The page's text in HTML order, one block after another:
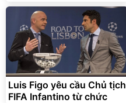
Luis Figo yêu cầu Chủ tịch
FIFA Infantino từ chức